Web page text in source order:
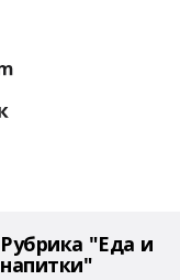
Рубрика "Еда и
напитки"